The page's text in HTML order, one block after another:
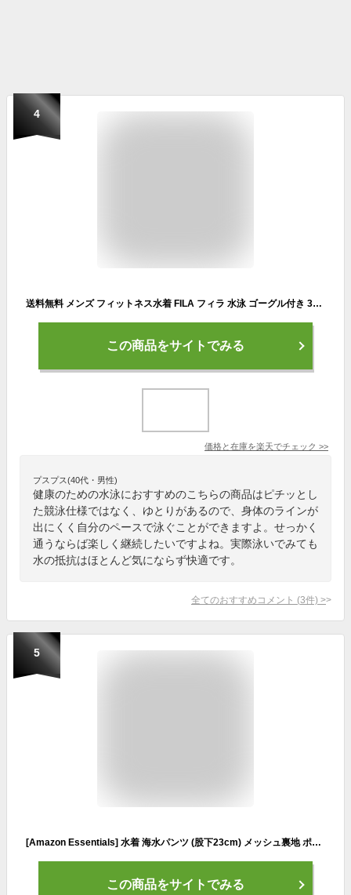
4
送料無料 メンズ フィットネス水着 FILA フィラ 水泳 ゴーグル付き 3点セット スイムボトム ゆったり 体型カバー トランクス 紳士 スイムキャップ スイミング スイムウェア 水着 シニア 男性 M L LL 3L 4L 5L 438901set [set]
この商品をサイトでみる
価格と在庫を楽天でチェック >>
プスプス(40代・男性)
健康のための水泳におすすめのこちらの商品はピチッとし
た競泳仕様ではなく、ゆとりがあるので、身体のラインが
出にくく自分のペースで泳ぐことができますよ。せっかく
通うならば楽しく継続したいですよね。実際泳いでみても
水の抵抗はほとんど気にならず快適です。
全てのおすすめコメント (3件) >
5
[Amazon Essentials] 水着 海水パンツ (股下23cm) メッシュ裏地 ポケット付き ドローストリング メンズ ブラック M
この商品をサイトでみる